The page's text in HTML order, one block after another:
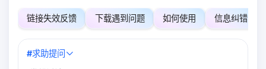
链接失效反馈 下载遇到问题 如何使用 信息纠错
#求助提问